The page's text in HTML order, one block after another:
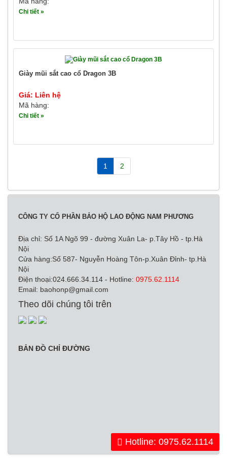
Chi tiết »
Giày mũi sắt cao cổ Dragon 3B
Giá: Liên hệ
Mã hàng:
Chi tiết »
1 2
CÔNG TY CỔ PHẦN BẢO HỘ LAO ĐỘNG NAM PHƯƠNG
Địa chỉ: Số 1A Ngõ 99 - đường Xuân La- p.Tây Hồ - tp.Hà
Nội
Cửa hàng:Số 587- Nguyễn Hoàng Tôn-p.Xuân Đỉnh- tp.Hà
Nội
Điện thoại:024.666.34.114 - Hotline: 0975.62.1114
Email: baohonp@gmail.com
Theo dõi chúng tôi trên
BẢN ĐỒ CHỈ ĐƯỜNG
Hotline: 0975.62.1114